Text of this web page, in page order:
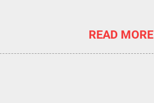
READ MORE